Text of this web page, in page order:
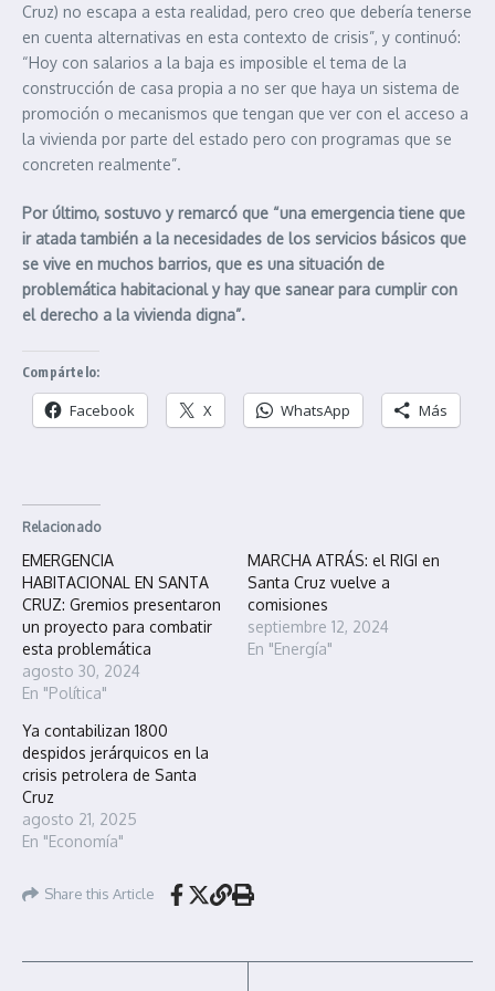
Cruz) no escapa a esta realidad, pero creo que debería tenerse
en cuenta alternativas en esta contexto de crisis”, y continuó:
“Hoy con salarios a la baja es imposible el tema de la
construcción de casa propia a no ser que haya un sistema de
promoción o mecanismos que tengan que ver con el acceso a
la vivienda por parte del estado pero con programas que se
concreten realmente”.
Por último, sostuvo y remarcó que “una emergencia tiene que
ir atada también a la necesidades de los servicios básicos que
se vive en muchos barrios, que es una situación de
problemática habitacional y hay que sanear para cumplir con
el derecho a la vivienda digna”.
Compártelo:
Facebook X WhatsApp Más
Relacionado
EMERGENCIA
HABITACIONAL EN SANTA
CRUZ: Gremios presentaron
un proyecto para combatir
esta problemática
agosto 30, 2024
En "Política"
MARCHA ATRÁS: el RIGI en
Santa Cruz vuelve a
comisiones
septiembre 12, 2024
En "Energía"
Ya contabilizan 1800
despidos jerárquicos en la
crisis petrolera de Santa
Cruz
agosto 21, 2025
En "Economía"
Share this Article